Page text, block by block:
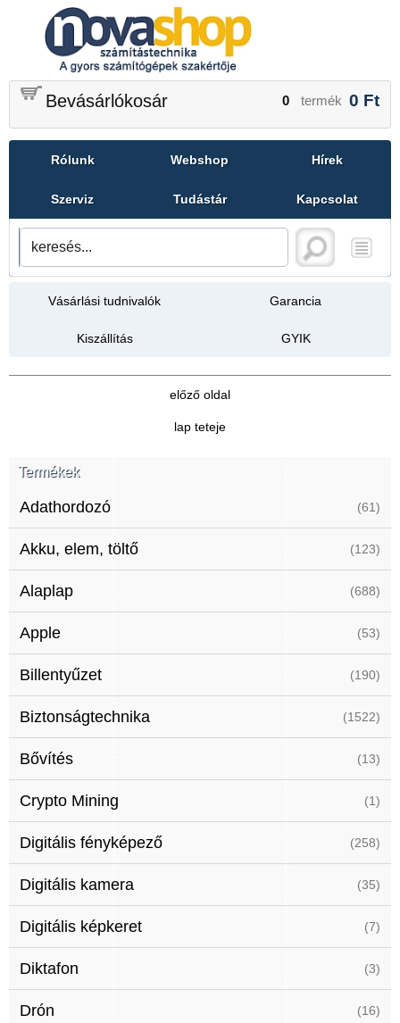
Bevásárlókosár 0 termék 0 Ft
Rólunk Webshop Hírek
Szerviz Tudástár Kapcsolat
Vásárlási tudnivalók Garancia
Kiszállítás GYIK
Termékek
Adathordozó (61)
Akku, elem, töltő (123)
Alaplap (688)
Apple (53)
Billentyűzet (190)
Biztonságtechnika (1522)
Bővítés (13)
Crypto Mining (1)
Digitális fényképező (258)
Digitális kamera (35)
Digitális képkeret (7)
Diktafon (3)
Drón (16)
előző oldal
lap teteje